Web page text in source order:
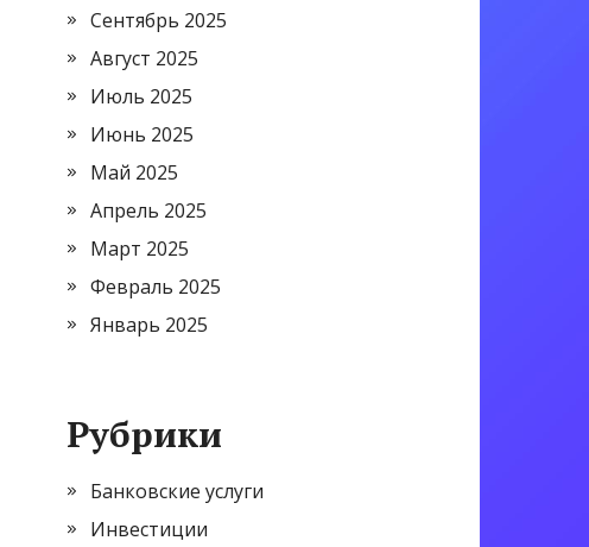
Сентябрь 2025
Август 2025
Июль 2025
Июнь 2025
Май 2025
Апрель 2025
Март 2025
Февраль 2025
Январь 2025
Рубрики
Банковские услуги
Инвестиции